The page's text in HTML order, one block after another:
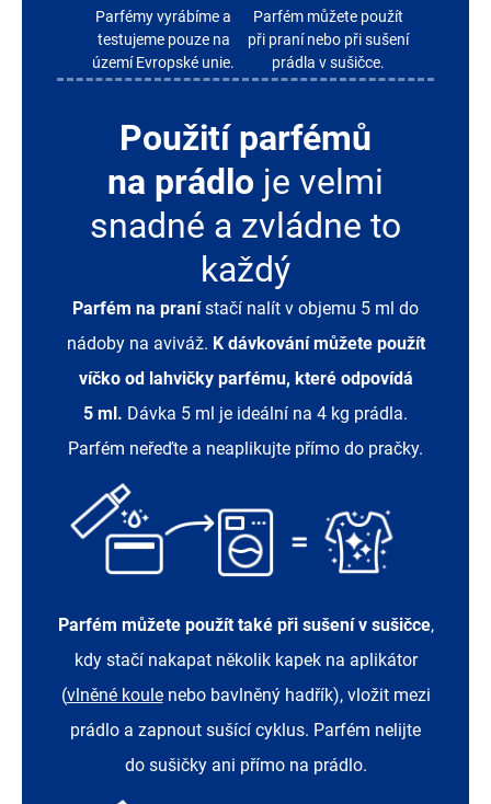
Parfémy vyrábíme a
testujeme pouze na
území Evropské unie.
Parfém můžete použít
při praní nebo při sušení
prádla v sušičce.
Použití parfémů
na prádlo je velmi
snadné a zvládne to
každý
Parfém na pranístačí nalít v objemu 5 ml do
nádoby na aviváž. K dávkování můžete použít
víčko od lahvičky parfému, které odpovídá
5 ml. Dávka 5 ml je ideální na 4 kg prádla.
Parfém neřeďte a neaplikujte přímo do pračky.
Parfém můžete použít také při sušení v sušičce,
kdy stačí nakapat několik kapek na aplikátor
(vlněné koulenebo bavlněný hadřík), vložit mezi
prádlo a zapnout sušící cyklus. Parfém nelijte
do sušičky ani přímo na prádlo.